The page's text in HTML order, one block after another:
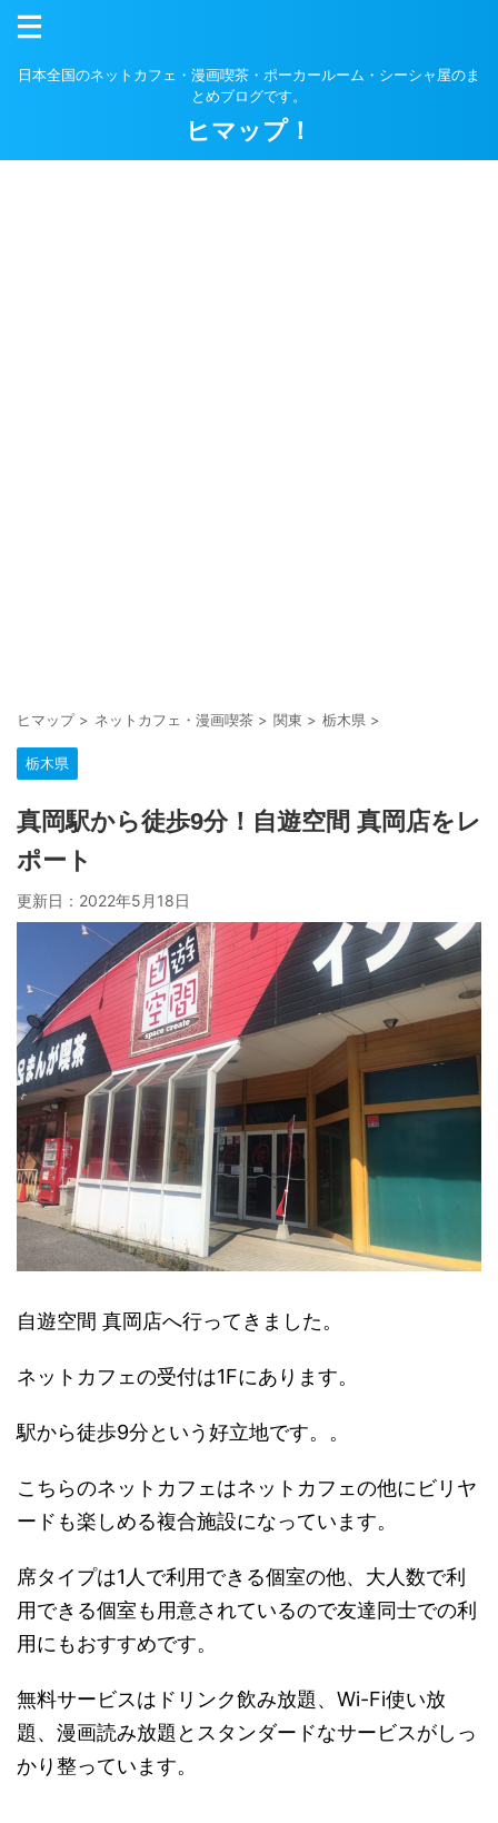
日本全国のネットカフェ・漫画喫茶・ポーカールーム・シーシャ屋のま
とめブログです。
ヒマップ！
ヒマップ> ネットカフェ・漫画喫茶 > 関東 > 栃木県 >
栃木県
真岡駅から徒歩9分！自遊空間 真岡店をレ
ポート
更新日： 2022年5月18日
自遊空間 真岡店へ行ってきました。
ネットカフェの受付は1Fにあります。
駅から徒歩9分という好立地です。。
こちらのネットカフェはネットカフェの他にビリヤ
ードも楽しめる複合施設になっています。
席タイプは1人で利用できる個室の他、大人数で利
用できる個室も用意されているので友達同士での利
用にもおすすめです。
無料サービスはドリンク飲み放題、Wi-Fi使い放
題、漫画読み放題とスタンダードなサービスがしっ
かり整っています。